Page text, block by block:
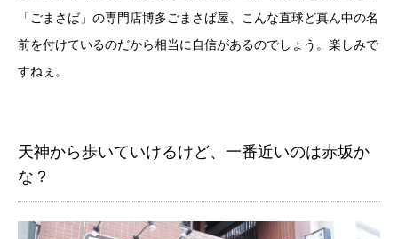
「ごまさば」の専門店博多ごまさば屋、こんな直球ど真ん中の名
前を付けているのだから相当に自信があるのでしょう。楽しみで
すねぇ。
天神から歩いていけるけど、一番近いのは赤坂か
な？